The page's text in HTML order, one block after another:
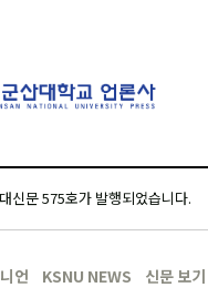
신문 575호가 발행되었습니다.
언 KSNU NEWS 신문 보기